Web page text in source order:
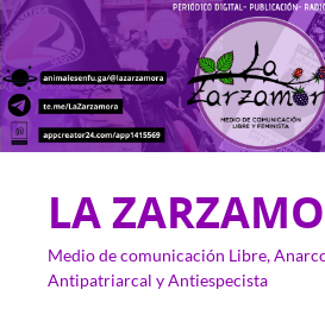
LA
Medio de comunicación Libre,
Antipatriarcal y Antiespecista